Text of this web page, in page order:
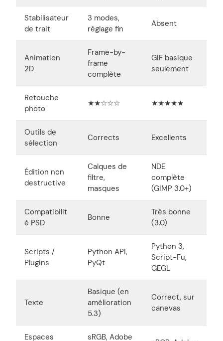
Stabilisateur
de trait
3 modes,
réglage fin
Absent
Animation
2D
Frame-by-
frame
complète
GIF basique
seulement
Retouche
photo
★★☆☆☆ ★★★★★
Outils de
sélection
Corrects Excellents
Édition non
destructive
Calques de
filtre,
masques
NDE
complète
(GIMP 3.0+)
Compatibilit
é PSD
Bonne
Très bonne
(3.0)
Scripts /
Plugins
Python API,
PyQt
Python 3,
Script-Fu,
GEGL
Texte
Basique (en
amélioration
5.3)
Correct, sur
canevas
Espaces
sRGB, Adobe